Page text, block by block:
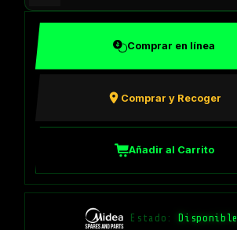
Comprar en línea
Comprar y Recoger
Añadir al Carrito
Estado: Disponible